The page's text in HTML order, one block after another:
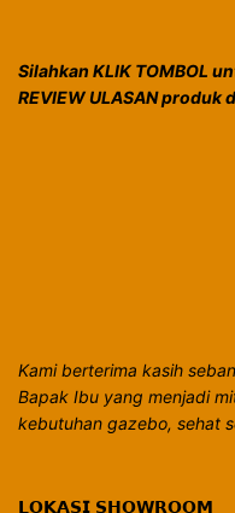
Silahkan KLIK TOMBOL
REVIEW ULASAN produk
Kami berterima kasih
Bapak Ibu yang menjadi
kebutuhan gazebo, sehat
𝗟𝗢𝗞𝗔𝗦𝗜 𝗦𝗛𝗢𝗪𝗥𝗢𝗢𝗠